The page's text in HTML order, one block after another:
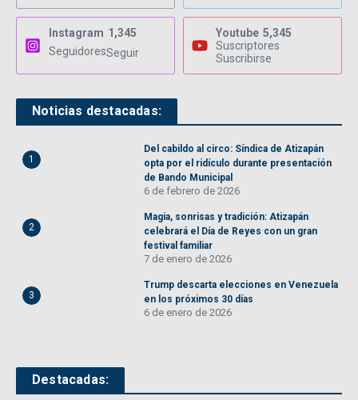
Instagram 1,345
SeguidoresSeguir
Youtube 5,345
Suscriptores
Suscribirse
Noticias destacadas:
1
Del cabildo al circo: Síndica de Atizapán
opta por el ridículo durante presentación
de Bando Municipal
6 de febrero de 2026
2
Magia, sonrisas y tradición: Atizapán
celebrará el Día de Reyes con un gran
festival familiar
7 de enero de 2026
3
Trump descarta elecciones en Venezuela
en los próximos 30 días
6 de enero de 2026
Destacadas: